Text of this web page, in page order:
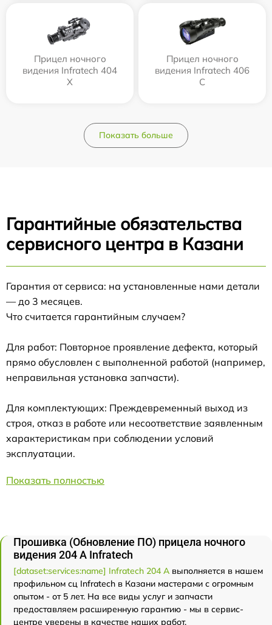
Прицел ночного
видения Infratech 404
Х
Прицел ночного
видения Infratech 406
С
Показать больше
Гарантийные обязательства
сервисного центра в Казани
Гарантия от сервиса: на установленные нами детали
— до 3 месяцев.
Что считается гарантийным случаем?
Для работ: Повторное проявление дефекта, который
прямо обусловлен с выполненной работой (например,
неправильная установка запчасти).
Для комплектующих: Преждевременный выход из
строя, отказ в работе или несоответствие заявленным
характеристикам при соблюдении условий
эксплуатации.
Показать полностью
Прошивка (Обновление ПО) прицела ночного
видения 204 А Infratech
[dataset:services:name] Infratech 204 А выполняется в нашем
профильном сц Infratech в Казани мастерами с огромным
опытом - от 5 лет. На все виды услуг и запчасти
предоставляем расширенную гарантию - мы в сервис-
центре уверены в качестве наших работ.